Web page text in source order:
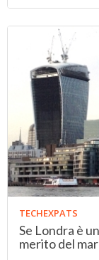
TECHEXPATS
Se Londra è
merito del